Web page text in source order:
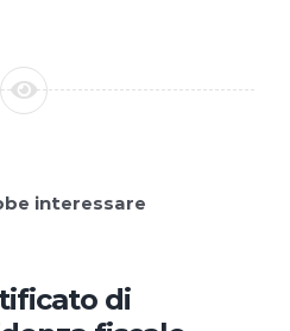
interessare
di